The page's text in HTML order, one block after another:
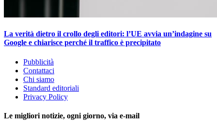
La verità dietro il crollo degli editori: l’UE avvia un’indagine su
Google e chiarisce perché il traffico è precipitato
Pubblicità
Contattaci
Chi siamo
Standard editoriali
Privacy Policy
Le migliori notizie, ogni giorno, via e-mail